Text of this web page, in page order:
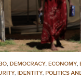
, DEMOCRACY, ECONOMY,
, IDENTITY, POLITICS